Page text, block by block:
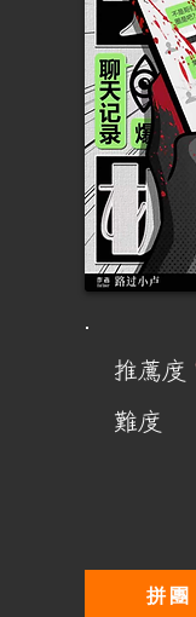
推薦度
難度
拼團